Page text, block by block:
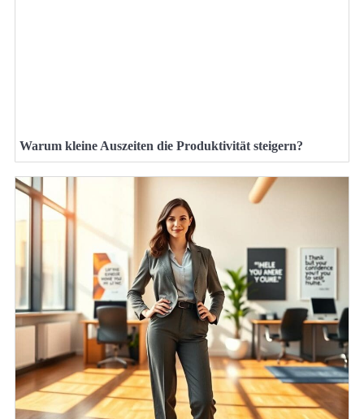
Warum kleine Auszeiten die Produktivität steigern?